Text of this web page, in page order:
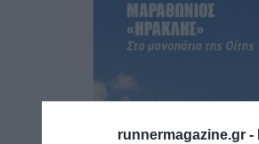
runnermagazine.gr -